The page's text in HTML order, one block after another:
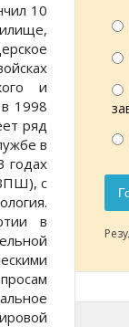
10
и
1998
ряд
в
годах
с
в